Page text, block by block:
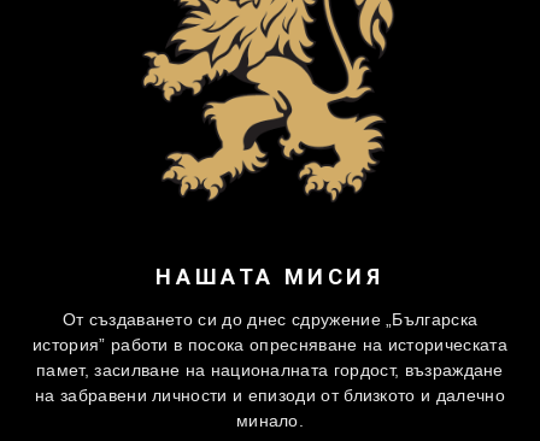
НАШАТА МИСИЯ
От създаването си до днес сдружение „Българска
история” работи в посока опресняване на историческата
памет, засилване на националната гордост, възраждане
на забравени личности и епизоди от близкото и далечно
минало.